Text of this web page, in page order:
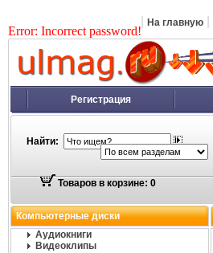
Error: Incorrect password!
На главную
Регистрация
Найти:
Товаров в корзине: 0
Компьютерные диски
Аудиокниги
Видеоклипы